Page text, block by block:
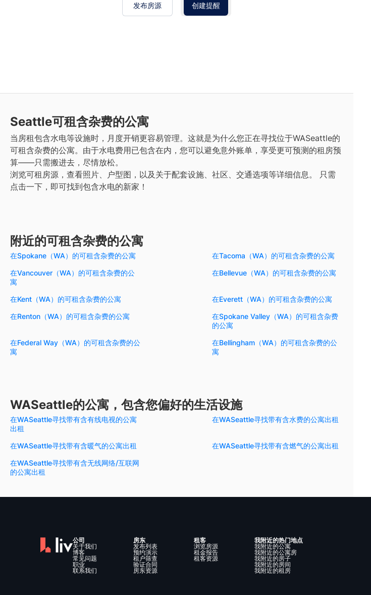
发布房源 创建提醒
Seattle可租含杂费的公寓
当房租包含水电等设施时，月度开销更容易管理。这就是为什么您正在寻找位于WASeattle的
可租含杂费的公寓。由于水电费用已包含在内，您可以避免意外账单，享受更可预测的租房预
算——只需搬进去，尽情放松。
浏览可租房源，查看照片、户型图，以及关于配套设施、社区、交通选项等详细信息。
只需
点击一下，即可找到包含水电的新家！
附近的可租含杂费的公寓
在Spokane（WA）的可租含杂费的公寓
在Tacoma（WA）的可租含杂费的公寓
在Vancouver（WA）的可租含杂费的公
寓
在Bellevue（WA）的可租含杂费的公寓
在Kent（WA）的可租含杂费的公寓
在Everett（WA）的可租含杂费的公寓
在Renton（WA）的可租含杂费的公寓
在Spokane Valley（WA）的可租含杂费
的公寓
在Federal Way（WA）的可租含杂费的公
寓
在Bellingham（WA）的可租含杂费的公
寓
WASeattle的公寓，包含您偏好的生活设施
在WASeattle寻找带有含有线电视的公寓
出租
在WASeattle寻找带有含水费的公寓出租
在WASeattle寻找带有含暖气的公寓出租
在WASeattle寻找带有含燃气的公寓出租
在WASeattle寻找带有含无线网络/互联网
的公寓出租
公司
关于我们
博客
常见问题
职业
联系我们
房东
发布列表
预约演示
租户筛查
验证合同
房东资源
租客
浏览房源
租金报告
租客资源
我附近的热门地点
我附近的公寓
我附近的公寓房
我附近的房子
我附近的房间
我附近的租房